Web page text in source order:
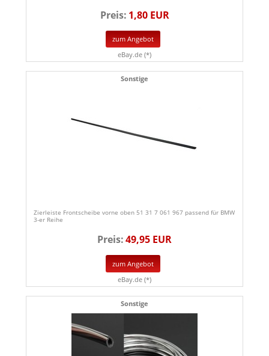
Preis: 1,80 EUR
zum Angebot
eBay.de (*)
Sonstige
Zierleiste Frontscheibe vorne oben 51 31 7 061 967 passend für BMW
3-er Reihe
Preis:49,95 EUR
zum Angebot
eBay.de (*)
Sonstige